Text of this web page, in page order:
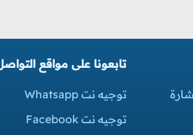
تابعونا على مواقع
توجيه نت Whatsapp
توجيه نت Facebook